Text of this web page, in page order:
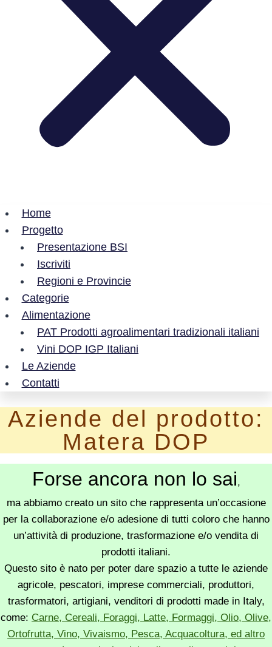
Home
Progetto
Presentazione BSI
Iscriviti
Regioni e Provincie
Categorie
Alimentazione
PAT Prodotti agroalimentari tradizionali italiani
Vini DOP IGP Italiani
Le Aziende
Contatti
Aziende del prodotto:
Matera DOP
Forse ancora non lo sai,
ma abbiamo creato un sito che rappresenta un’occasione
per la collaborazione e/o adesione di tutti coloro che hanno
un’attività di produzione, trasformazione e/o vendita di
prodotti italiani.
Questo sito è nato per poter dare spazio a tutte le aziende
agricole, pescatori, imprese commerciali, produttori,
trasformatori, artigiani, venditori di prodotti made in Italy,
come: Carne, Cereali, Foraggi, Latte, Formaggi, Olio, Olive,
Ortofrutta, Vino, Vivaismo, Pesca, Acquacoltura, ed altro